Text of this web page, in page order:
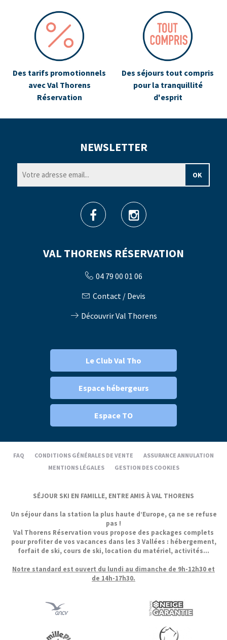
Des tarifs promotionnels
avec Val Thorens
Réservation
Des séjours tout compris
pour la tranquillité
d'esprit
VAL THORENS RÉSERVATION
04 79 00 01 06
Contact / Devis
Découvrir Val Thorens
NEWSLETTER
Le Club Val Tho
Espace hébergeurs
Espace TO
FAQ CONDITIONS GÉNÉRALES DE VENTE
ASSURANCE ANNULATION
MENTIONS LÉGALES
GESTION DES COOKIES
SÉJOUR SKI EN FAMILLE, ENTRE AMIS À VAL THORENS
Un séjour dans la station la plus haute d’Europe, ça ne se refuse
pas !
Val Thorens Réservation vous propose des packages complets
pour profiter de vos vacances dans les 3 Vallées : hébergement,
forfait de ski, cours de ski, location du matériel, activités...
Notre standard est ouvert du lundi au dimanche de 9h-12h30 et
de 14h-17h30.